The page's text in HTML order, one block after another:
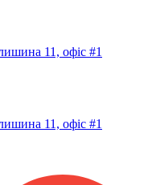
11, офіс #1
11, офіс #1